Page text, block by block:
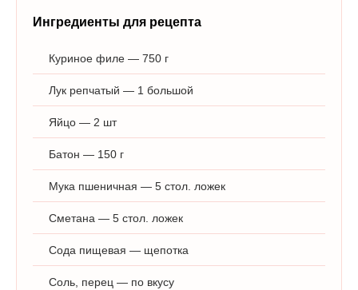
Ингредиенты для рецепта
Куриное филе — 750 г
Лук репчатый — 1 большой
Яйцо — 2 шт
Батон — 150 г
Мука пшеничная — 5 стол. ложек
Сметана — 5 стол. ложек
Сода пищевая — щепотка
Соль, перец — по вкусу